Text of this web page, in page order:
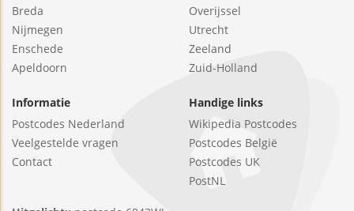
Breda
Nijmegen
Enschede
Apeldoorn
Overijssel
Utrecht
Zeeland
Zuid-Holland
Informatie
Postcodes Nederland
Veelgestelde vragen
Contact
Handige links
Wikipedia Postcodes
Postcodes België
Postcodes UK
PostNL